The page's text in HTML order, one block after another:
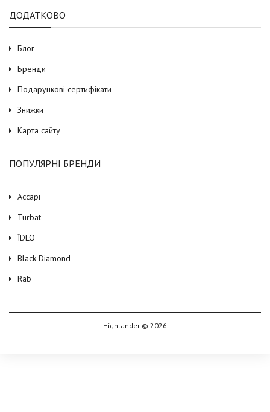
ДОДАТКОВО
Блог
Бренди
Подарункові сертифікати
Знижки
Карта сайту
ПОПУЛЯРНІ БРЕНДИ
Accapi
Turbat
ЇDLO
Black Diamond
Rab
Highlander © 2026